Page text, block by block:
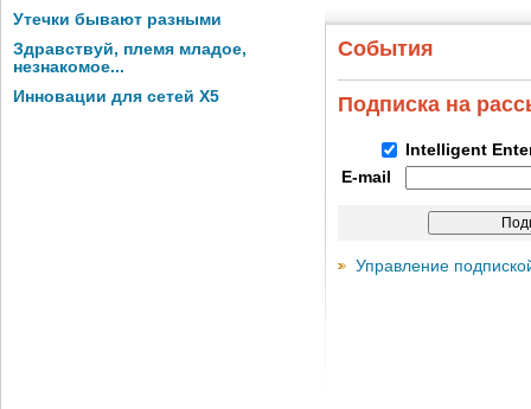
Утечки бывают разными
Здравствуй, племя младое,
незнакомое...
Инновации для сетей X5
События
Подписка на
Intelligent
E-mail
Управление